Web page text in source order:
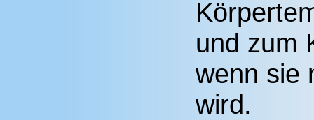
und zum
wenn sie
wird.